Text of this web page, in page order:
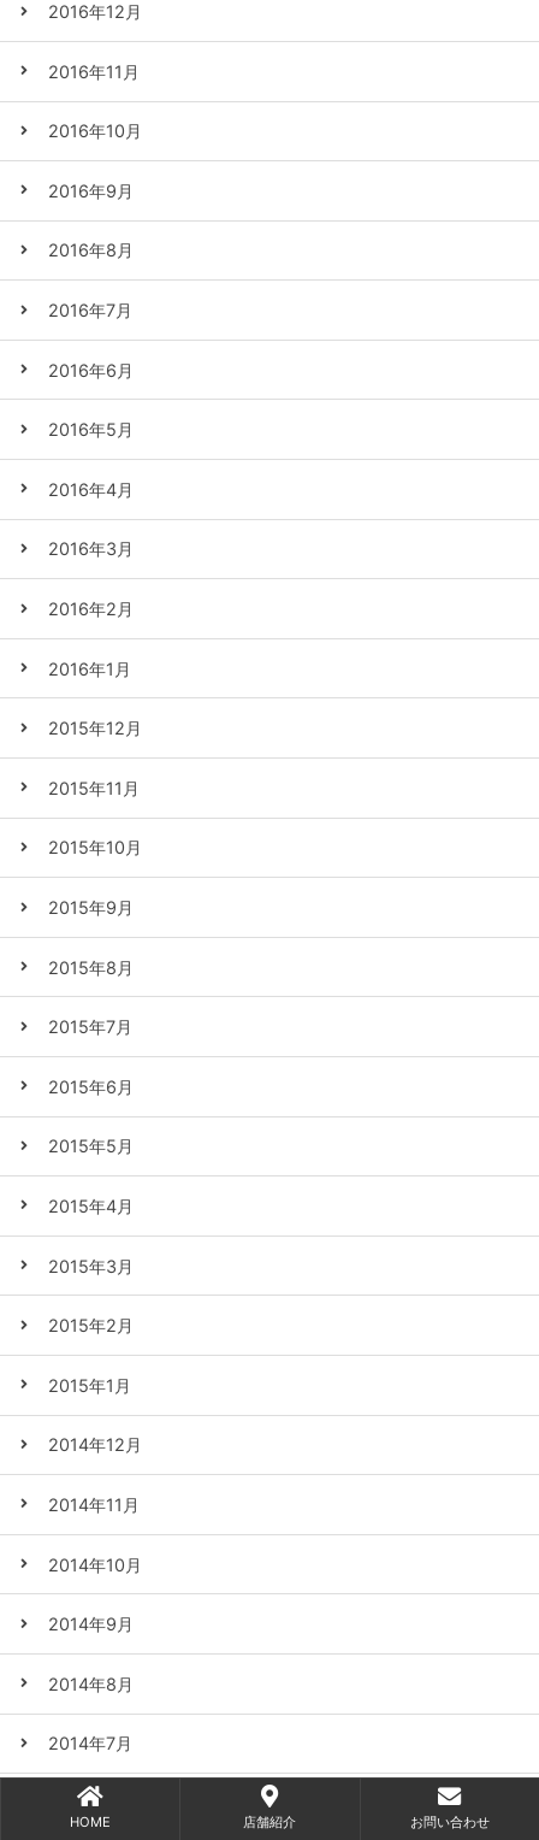
2016年12月
2016年11月
2016年10月
2016年9月
2016年8月
2016年7月
2016年6月
2016年5月
2016年4月
2016年3月
2016年2月
2016年1月
2015年12月
2015年11月
2015年10月
2015年9月
2015年8月
2015年7月
2015年6月
2015年5月
2015年4月
2015年3月
2015年2月
2015年1月
2014年12月
2014年11月
2014年10月
2014年9月
2014年8月
2014年7月
2014年6月
HOME 店舗紹介 お問い合わせ